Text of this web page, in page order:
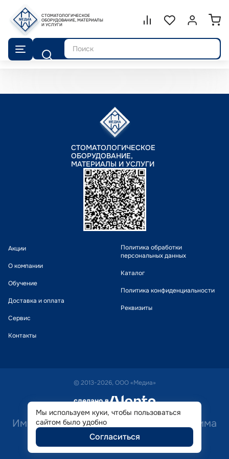
СТОМАТОЛОГИЧЕСКОЕ
ОБОРУДОВАНИЕ, МАТЕРИАЛЫ
И УСЛУГИ
Сравнение.
СписокВойти или
Поиск
СТОМАТОЛОГИЧЕСКОЕ
ОБОРУДОВАНИЕ,
МАТЕРИАЛЫ И УСЛУГИ
Акции
О компании
Обучение
Доставка и оплата
Сервис
Контакты
Политика обработки
персональных данных
Каталог
Политика конфиденциальности
Реквизиты
© 2013-2026, ООО «Медиа»
сделано в alente
Имеются противопоказания. Необходима
консультация специалиста.
Мы используем куки, чтобы пользоваться
сайтом было удобно
Согласиться